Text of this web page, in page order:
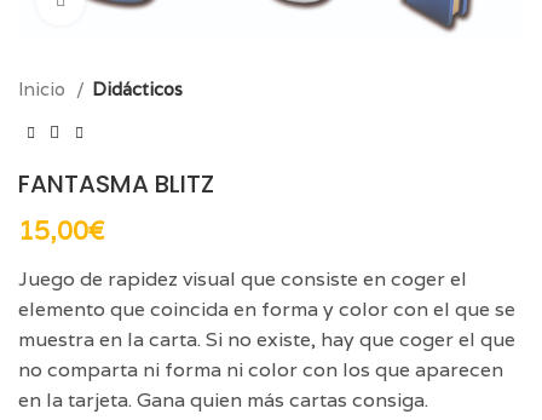
Inicio Didácticos
FANTASMA BLITZ
15,00€
Juego de rapidez visual que consiste en coger el
elemento que coincida en forma y color con el que se
muestra en la carta. Si no existe, hay que coger el que
no comparta ni forma ni color con los que aparecen
en la tarjeta. Gana quien más cartas consiga.